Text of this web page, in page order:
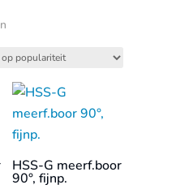
Gesorteerd
populariteit
HSS-G meerf.boor
90°, fijnp.